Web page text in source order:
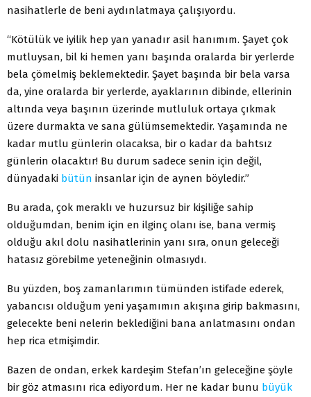
nasihatlerle de beni aydınlatmaya çalışıyordu.
“Kötülük ve iyilik hep yan yanadır asil hanımım. Şayet çok
mutluysan, bil ki hemen yanı başında oralarda bir yerlerde
bela çömelmiş beklemektedir. Şayet başında bir bela varsa
da, yine oralarda bir yerlerde, ayaklarının dibinde, ellerinin
altında veya başının üzerinde mutluluk ortaya çıkmak
üzere durmakta ve sana gülümsemektedir. Yaşamında ne
kadar mutlu günlerin olacaksa, bir o kadar da bahtsız
günlerin olacaktır! Bu durum sadece senin için değil,
dünyadaki bütün insanlar için de aynen böyledir.”
Bu arada, çok meraklı ve huzursuz bir kişiliğe sahip
olduğumdan, benim için en ilginç olanı ise, bana vermiş
olduğu akıl dolu nasihatlerinin yanı sıra, onun geleceği
hatasız görebilme yeteneğinin olmasıydı.
Bu yüzden, boş zamanlarımın tümünden istifade ederek,
yabancısı olduğum yeni yaşamımın akışına girip bakmasını,
gelecekte beni nelerin beklediğini bana anlatmasını ondan
hep rica etmişimdir.
Bazen de ondan, erkek kardeşim Stefan’ın geleceğine şöyle
bir göz atmasını rica ediyordum. Her ne kadar bunu büyük